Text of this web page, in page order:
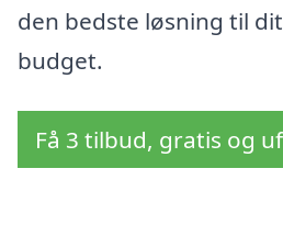
den bedste løsning til
budget.
Få 3 tilbud, gratis og